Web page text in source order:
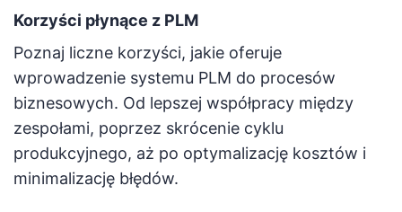
Korzyści płynące z PLM
Poznaj liczne korzyści, jakie oferuje
wprowadzenie systemu PLM do procesów
biznesowych. Od lepszej współpracy między
zespołami, poprzez skrócenie cyklu
produkcyjnego, aż po optymalizację kosztów i
minimalizację błędów.